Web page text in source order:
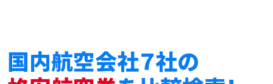
国内航空会社７社の